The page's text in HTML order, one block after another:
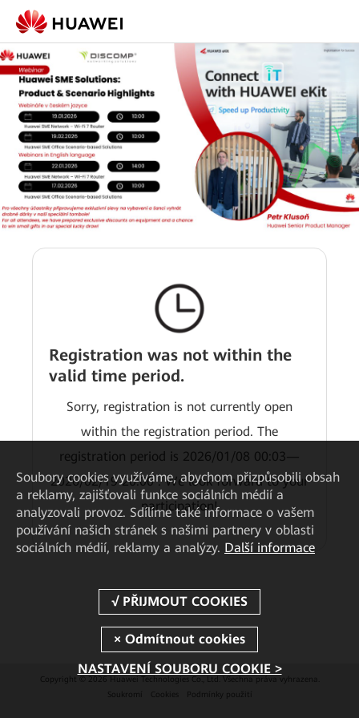
Registration was not within the
valid time period.
Sorry, registration is not currently open
within the registration period. The
registration period is 2026/01/08 00:03—
2026/02/19 20:00 . We look forward to your
participation!
Copyright © 2026 Huawei Technologies Co., Ltd. Všechna práva vyhrazena.
Soukromí
Cookies Podmínky použití
Soubory cookies využíváme, abychom přizpůsobili obsah
a reklamy, zajišťovali funkce sociálních médií a
analyzovali provoz. Sdílíme také informace o vašem
používání našich stránek s našimi partnery v oblasti
sociálních médií, reklamy a analýzy. Další informace
NASTAVENÍ SOUBORU COOKIE >